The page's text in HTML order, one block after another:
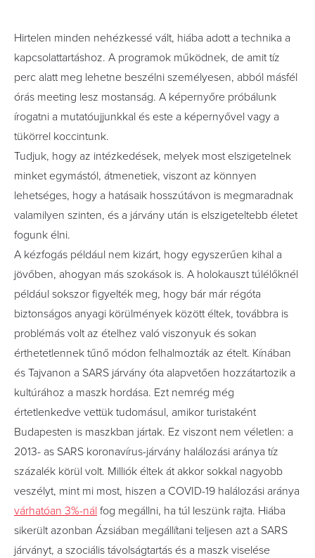
Hirtelen minden nehézkessé vált, hiába adott a technika a
kapcsolattartáshoz. A programok működnek, de amit tíz
perc alatt meg lehetne beszélni személyesen, abból másfél
órás meeting lesz mostanság. A képernyőre próbálunk
írogatni a mutatóujjunkkal és este a képernyővel vagy a
tükörrel koccintunk.
Tudjuk, hogy az intézkedések, melyek most elszigetelnek
minket egymástól, átmenetiek, viszont az könnyen
lehetséges, hogy a hatásaik hosszútávon is megmaradnak
valamilyen szinten, és a járvány után is elszigeteltebb életet
fogunk élni.
A kézfogás például nem kizárt, hogy egyszerűen kihal a
jövőben, ahogyan más szokások is. A holokauszt túlélőknél
például sokszor figyelték meg, hogy bár már régóta
biztonságos anyagi körülmények között éltek, továbbra is
problémás volt az ételhez való viszonyuk és sokan
érthetetlennek tűnő módon felhalmozták az ételt. Kínában
és Tajvanon a SARS járvány óta alapvetően hozzátartozik a
kultúrához a maszk hordása. Ezt nemrég még
értetlenkedve vettük tudomásul, amikor turistaként
Budapesten is maszkban jártak. Ez viszont nem véletlen: a
2013- as SARS koronavírus-járvány halálozási aránya tíz
százalék körül volt. Milliók éltek át akkor sokkal nagyobb
veszélyt, mint mi most, hiszen a COVID-19 halálozási aránya
várhatóan 3%-nál fog megállni, ha túl leszünk rajta. Hiába
sikerült azonban Ázsiában megállítani teljesen azt a SARS
járványt, a szociális távolságtartás és a maszk viselése